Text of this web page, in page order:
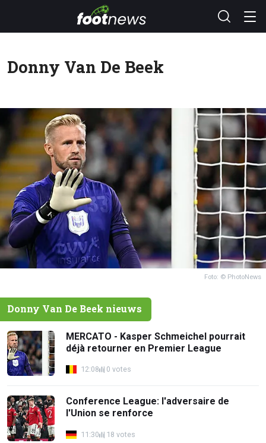
Donny Van De Beek
Foto: © PhotoNews
Donny Van De Beek nieuws
MERCATO - Kasper Schmeichel pourrait
déjà retourner en Premier League
12:08 0 votes
Conference League: l'adversaire de
l'Union se renforce
11:30 18 votes